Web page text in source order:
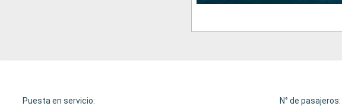
Puesta en servicio: N° de pasajeros: